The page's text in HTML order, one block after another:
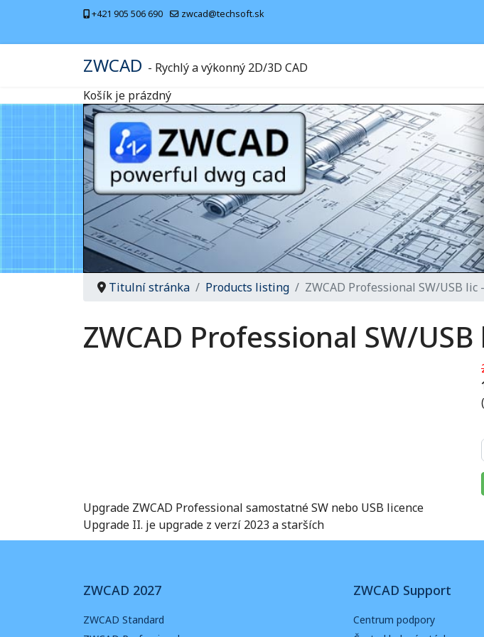
+421 905 506 690 zwcad@techsoft.sk
ZWCAD - Rychlý a výkonný 2D/3D CAD
Košík je prázdný
Titulní stránka Products listing ZWCAD Professional SW/USB lic
ZWCAD Professional SW/
Upgrade ZWCAD Professional samostatné SW nebo USB licence
Upgrade II. je upgrade z verzí 2023 a starších
ZWCAD 2027
ZWCAD Standard
ZWCAD Support
Centrum podpory